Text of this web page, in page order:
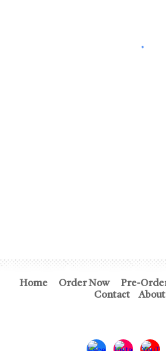
Home Order Now Pre-
Contact